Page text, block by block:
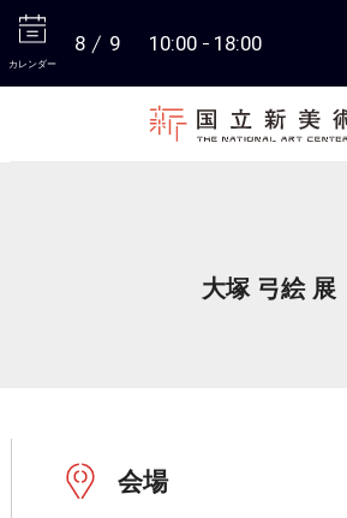
カレンダー
8 9 10:00 18:00
大塚 弓絵 展
会場